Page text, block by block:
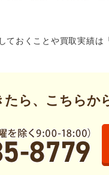
ておくことや買取実績は「
たら、こちらか